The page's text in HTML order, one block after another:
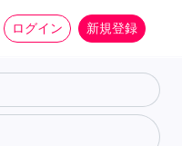
ログイン 新規登録